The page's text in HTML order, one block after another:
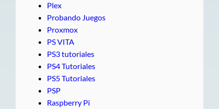
Plex
Probando Juegos
Proxmox
PS VITA
PS3 tutoriales
PS4 Tutoriales
PS5 Tutoriales
PSP
Raspberry Pi